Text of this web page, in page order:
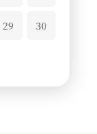
29 30